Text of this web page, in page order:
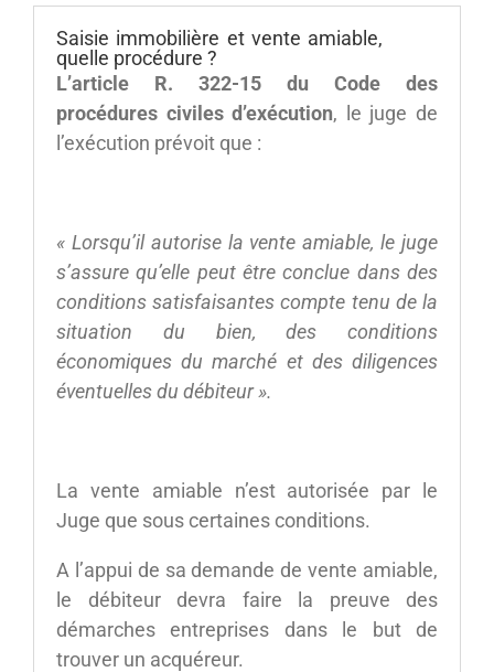
Saisie immobilière et vente amiable,
quelle procédure ?
L’article R. 322-15 du Code des
procédures civiles d’exécution, le juge de
l’exécution prévoit que :
« Lorsqu’il autorise la vente amiable, le juge
s’assure qu’elle peut être conclue dans des
conditions satisfaisantes compte tenu de la
situation du bien, des conditions
économiques du marché et des diligences
éventuelles du débiteur ».
La vente amiable n’est autorisée par le
Juge que sous certaines conditions.
A l’appui de sa demande de vente amiable,
le débiteur devra faire la preuve des
démarches entreprises dans le but de
trouver un acquéreur.